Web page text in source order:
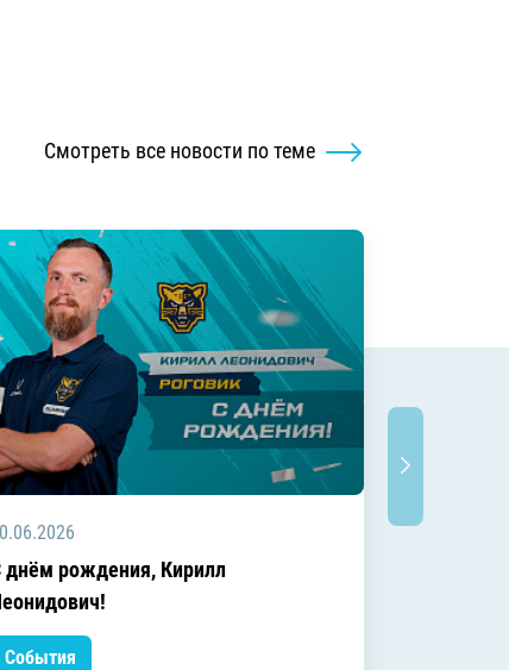
Смотреть все новости по теме
днём рождения, Кирилл
События